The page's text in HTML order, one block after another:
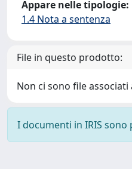
Appare nelle tipologie:
1.4 Nota a sentenza
File in questo prodotto:
Non ci sono file
I documenti in IRIS